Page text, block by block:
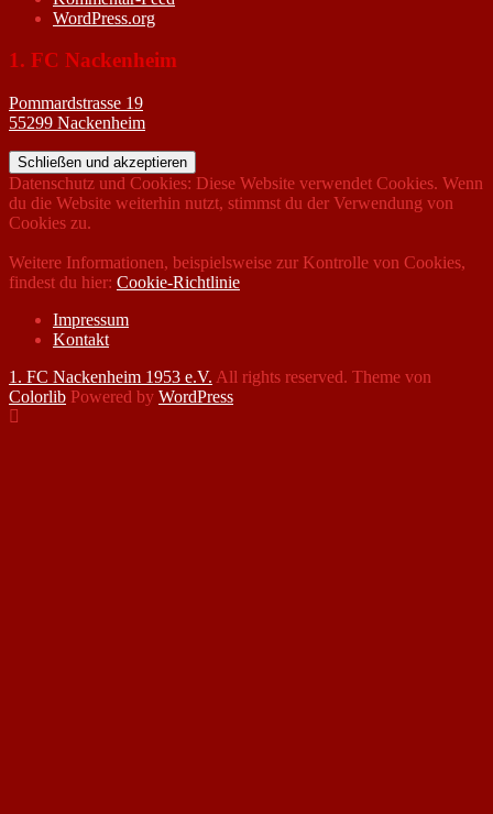
WordPress.org
1. FC Nackenheim
Pommardstrasse 19
55299 Nackenheim
Datenschutz und Cookies: Diese Website verwendet Cookies. Wenn
du die Website weiterhin nutzt, stimmst du der Verwendung von
Cookies zu.
Weitere Informationen, beispielsweise zur Kontrolle von Cookies,
findest du hier: Cookie-Richtlinie
Impressum
Kontakt
1. FC Nackenheim 1953 e.V. All rights reserved. Theme von
Colorlib Powered by WordPress